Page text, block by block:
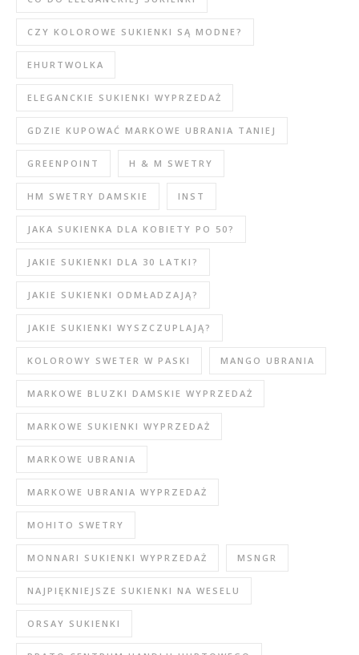
CZY KOLOROWE SUKIENKI SĄ MODNE?
EHURTWOLKA
ELEGANCKIE SUKIENKI WYPRZEDAŻ
GDZIE KUPOWAĆ MARKOWE UBRANIA TANIEJ
GREENPOINT H & M SWETRY
HM SWETRY DAMSKIE INST
JAKA SUKIENKA DLA KOBIETY PO 50?
JAKIE SUKIENKI DLA 30 LATKI?
JAKIE SUKIENKI ODMŁADZAJĄ?
JAKIE SUKIENKI WYSZCZUPLAJĄ?
KOLOROWY SWETER W PASKI MANGO UBRANIA
MARKOWE BLUZKI DAMSKIE WYPRZEDAŻ
MARKOWE SUKIENKI WYPRZEDAŻ
MARKOWE UBRANIA
MARKOWE UBRANIA WYPRZEDAŻ
MOHITO SWETRY
MONNARI SUKIENKI WYPRZEDAŻ MSNGR
NAJPIĘKNIEJSZE SUKIENKI NA WESELU
ORSAY SUKIENKI